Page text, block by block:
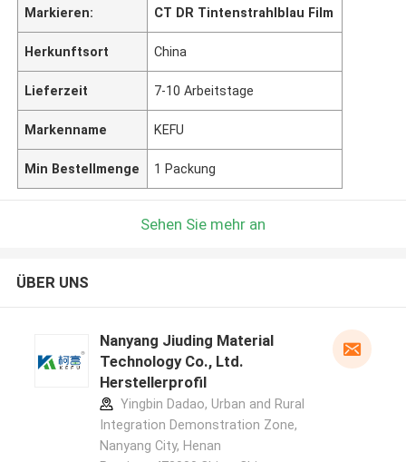
Markieren: CT DR Tintenstrahlblau Film
Herkunftsort China
Lieferzeit 7-10 Arbeitstage
Markenname KEFU
Min Bestellmenge 1 Packung
Sehen Sie mehr an
ÜBER UNS
Nanyang Jiuding Material
Technology Co., Ltd.
Herstellerprofil
Yingbin Dadao, Urban and Rural
Integration Demonstration Zone,
Nanyang City, Henan